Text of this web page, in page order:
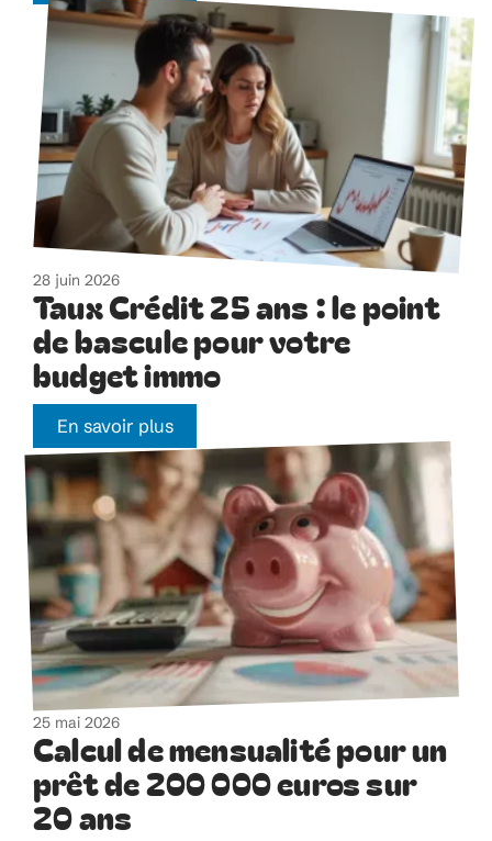
28 juin 2026
Taux Crédit 25 ans : le point
de bascule pour votre
budget immo
En savoir plus
25 mai 2026
Calcul de mensualité pour un
prêt de 200 000 euros sur
20 ans